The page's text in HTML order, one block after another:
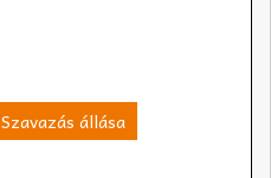
Szavazás állása